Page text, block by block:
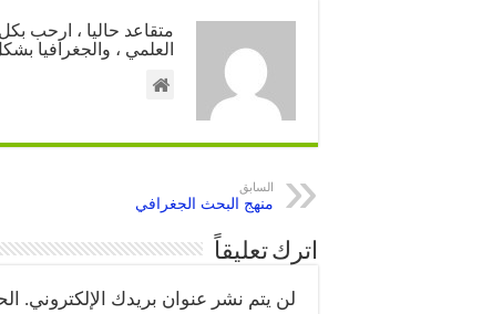
متقاعد حاليا ، ارحب
العلمي ، والجغرافيا
السابق
منهج البحث الجغرافي
اترك تعليقاً
لن يتم نشر عنوان بريدك الإلكتروني.